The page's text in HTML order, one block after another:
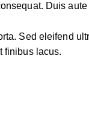
Duis
Sed eleifend
finibus lacus.